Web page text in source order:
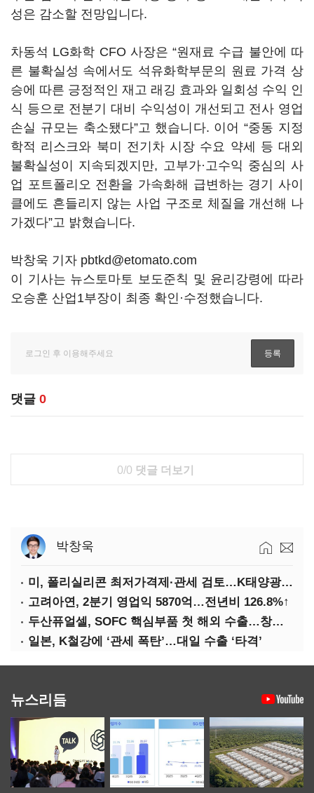
성은 감소할 전망입니다.
차동석 LG화학 CFO 사장은 “원재료 수급 불안에 따
른 불확실성 속에서도 석유화학부문의 원료 가격 상
승에 따른 긍정적인 재고 래깅 효과와 일회성 수익 인
식 등으로 전분기 대비 수익성이 개선되고 전사 영업
손실 규모는 축소됐다”고 했습니다. 이어 “중동 지정
학적 리스크와 북미 전기차 시장 수요 약세 등 대외
불확실성이 지속되겠지만, 고부가·고수익 중심의 사
업 포트폴리오 전환을 가속화해 급변하는 경기 사이
클에도 흔들리지 않는 사업 구조로 체질을 개선해 나
가겠다”고 밝혔습니다.
박창욱 기자 pbtkd@etomato.com
이 기사는 뉴스토마토 보도준칙 및 윤리강령에 따라
오승훈 산업1부장이 최종 확인·수정했습니다.
댓글 0
0/0 댓글 더보기
박창욱
미, 폴리실리콘 최저가격제·관세 검토…K태양광 입지 확대 기대
고려아연, 2분기 영업익 5870억…전년비 126.8%↑
두산퓨얼셀, SOFC 핵심부품 첫 해외 수출…창사 이래 최대 규모
일본, K철강에 ‘관세 폭탄’…대일 수출 ‘타격’
뉴스리듬